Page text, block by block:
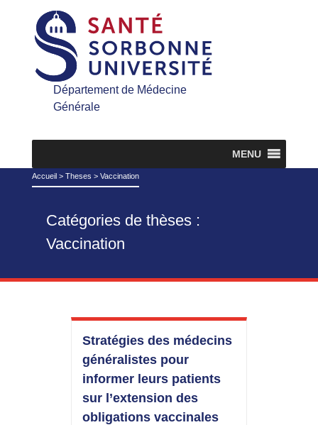
Département de Médecine
Générale
MENU
Accueil> Theses > Vaccination
Catégories de thèses :
Vaccination
Stratégies des médecins
généralistes pour
informer leurs patients
sur l’extension des
obligations vaccinales